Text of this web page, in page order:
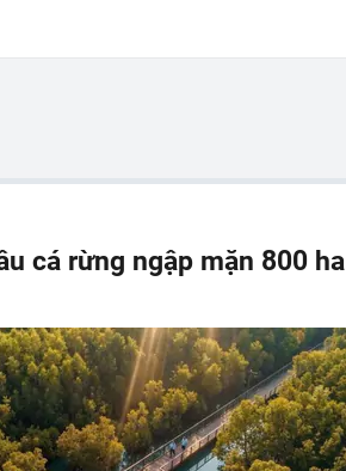
cá rừng ngập mặn 800 ha